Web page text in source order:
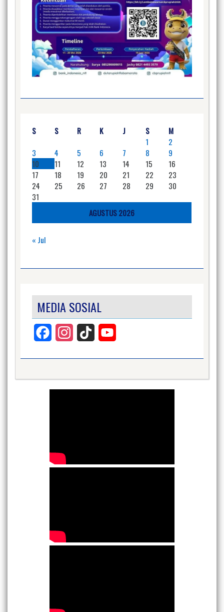
AGUSTUS 2026
S S R K J S
M
1
2
3
4 5 6 7 8
9
10
11 12 13 14 15
16
17
18 19 20 21 22
23
24
25 26 27 28 29
30
31
« Jul
MEDIA SOSIAL
Facebook InstagramTikTok